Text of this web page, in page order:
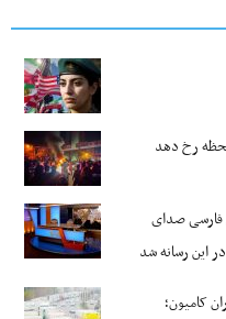
رخ دهد
فارسی صدای
این رسانه شد
کامیون؛